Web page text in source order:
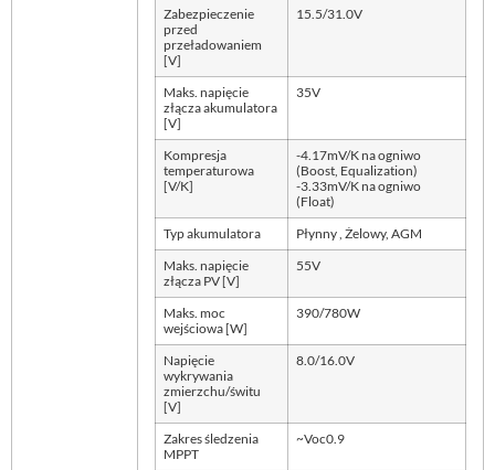
Zabezpieczenie
przed
przeładowaniem
[V]
15.5/31.0V
Maks. napięcie
złącza akumulatora
[V]
35V
Kompresja
temperaturowa
[V/K]
-4.17mV/K na ogniwo
(Boost, Equalization)
-3.33mV/K na ogniwo
(Float)
Typ akumulatora Płynny , Żelowy, AGM
Maks. napięcie
złącza PV [V]
55V
Maks. moc
wejściowa [W]
390/780W
Napięcie
wykrywania
zmierzchu/świtu
[V]
8.0/16.0V
Zakres śledzenia
MPPT
~Voc0.9